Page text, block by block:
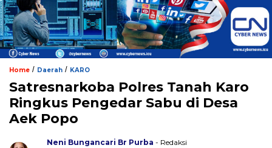
Home / Daerah / KARO
Satresnarkoba Polres Tanah Karo
Ringkus Pengedar Sabu di Desa
Aek Popo
Neni Bungancari Br Purba - Redaksi